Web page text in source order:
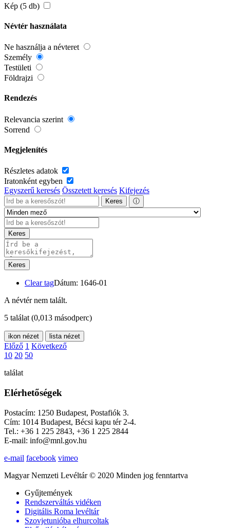
Kép (5 db)
Névtér használata
Ne használja a névteret
Személy
Testületi
Földrajzi
Rendezés
Relevancia szerint
Sorrend
Megjelenítés
Részletes adatok
Iratonként egyben
Egyszerű keresés Összetett keresés Kifejezés
Keres ⓘ
Keres
Keres
Clear tagDátum: 1646-01
A névtér nem talált.
5 találat (0,013 másodperc)
ikon nézet lista nézet
Előző 1 Következő
10 20 50
találat
Elérhetőségek
Postacím: 1250 Budapest, Postafiók 3.
Cím: 1014 Budapest, Bécsi kapu tér 2-4.
Tel.: +36 1 225 2843, +36 1 225 2844
E-mail: info@mnl.gov.hu
e-mail facebook vimeo
Magyar Nemzeti Levéltár © 2020 Minden jog fenntartva
Gyűjtemények
Rendszerváltás vidéken
Digitális Roma levéltár
Szovjetunióba elhurcoltak